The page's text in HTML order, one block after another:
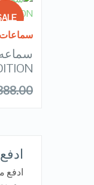
OF
سماعات
ادفع